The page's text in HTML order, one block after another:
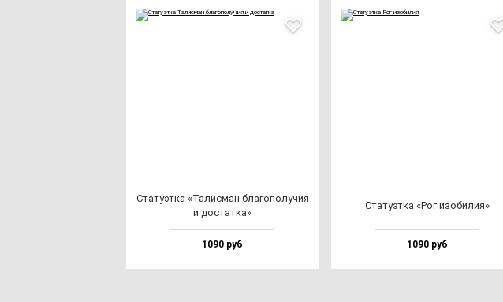
Ста­ту­эт­ка «Талис­ман бла­го­по­лу­чия
и дос­тат­ка»
1090 руб
Ста­ту­эт­ка «Рог изо­би­лия»
1090 руб